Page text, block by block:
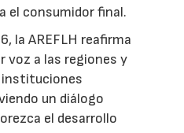
el consumidor final.
la AREFLH reafirma
voz a las regiones y
instituciones
un diálogo
el desarrollo